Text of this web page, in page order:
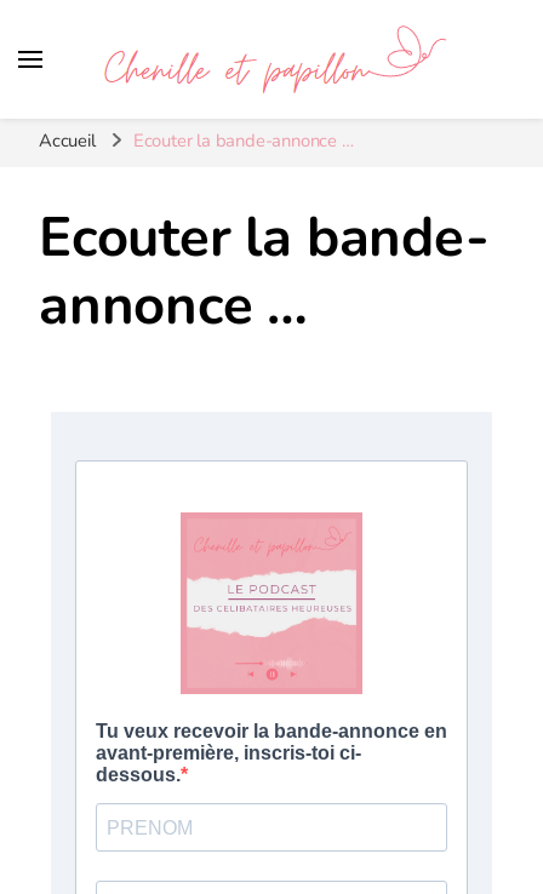
Chenille et papillon
Accueil Ecouter la bande-annonce …
Ecouter la bande-
annonce …